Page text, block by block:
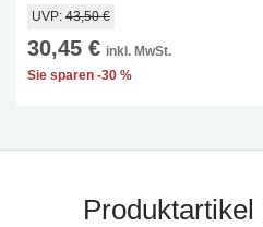
UVP: 43,50 €
30,45 € inkl. MwSt.
Sie sparen -30 %